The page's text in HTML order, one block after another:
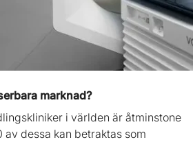
marknad?
i världen är åtminstone
dessa kan betraktas som